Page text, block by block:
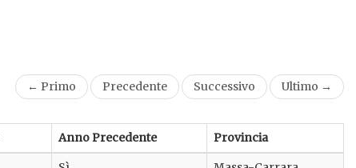
← Primo Precedente Successivo Ultimo →
Anno Precedente Provincia